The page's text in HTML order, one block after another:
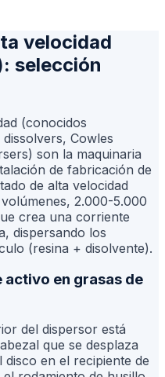
velocidad
selección
(conocidos
Cowles
son la maquinaria
de fabricación de
de alta velocidad
2.000-5.000
crea una corriente
dispersando los
(resina + disolvente).
activo en grasas de
del dispersor está
que se desplaza
en el recipiente de